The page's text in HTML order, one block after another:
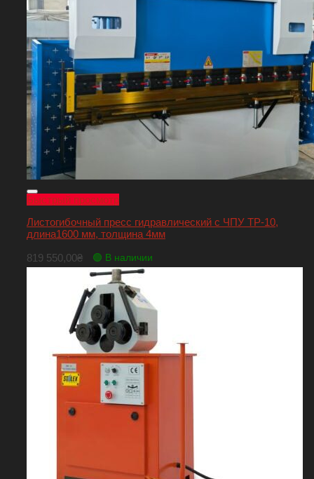
Быстрый просмотр
Листогибочный пресс гидравлический с ЧПУ ТР-10,
длина1600 мм, толщина 4мм
819 550,00₴ 🟢 В наличии